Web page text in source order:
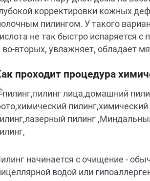
корректировки кожных
пилингом. У такого
не так быстро испаряется
во-вторых, увлажняет, обладает
проходит процедура
начинается с очищение -
водой или